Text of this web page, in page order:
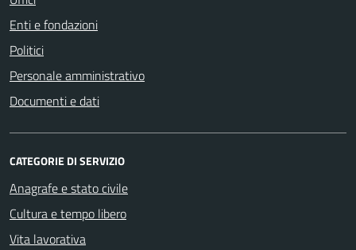
Enti e fondazioni
Politici
Personale amministrativo
Documenti e dati
CATEGORIE DI SERVIZIO
Anagrafe e stato civile
Cultura e tempo libero
Vita lavorativa